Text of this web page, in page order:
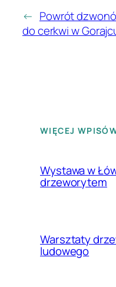
← Powrót
do cerkwi w
WIĘCEJ
Wystawa w
drzeworytem
Warsztaty
ludowego